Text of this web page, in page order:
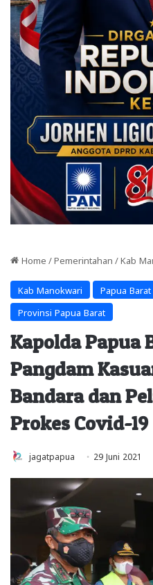
Home / Pemerintahan / Kab
Kab Manokwari Papua Barat
Provinsi Papua Barat
Kapolda Papua
Pangdam
Bandara dan
Prokes Covid-19
jagatpapua 29 Juni 2021